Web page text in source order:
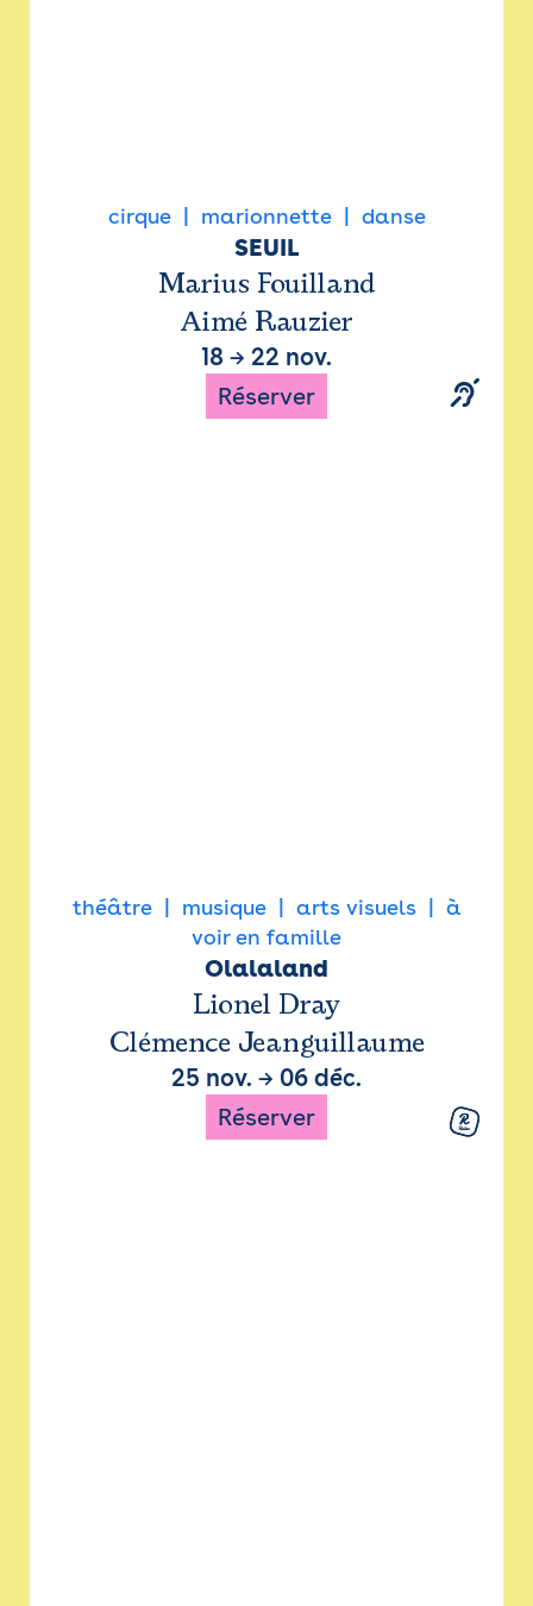
cirque marionnette danse
SEUIL
Marius Fouilland
Aimé Rauzier
18 → 22 nov.
Réserver
théâtre musique arts visuels
à
voir en famille
Olalaland
Lionel Dray
Clémence Jeanguillaume
25 nov. → 06 déc.
Réserver